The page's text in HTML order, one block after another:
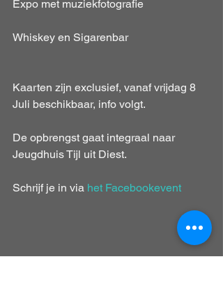
Expo met muziekfotografie
Whiskey en Sigarenbar
Kaarten zijn exclusief, vanaf vrijdag 8
Juli beschikbaar, info volgt.
De opbrengst gaat integraal naar
Jeugdhuis Tijl uit Diest.
Schrijf je in via het Facebookevent